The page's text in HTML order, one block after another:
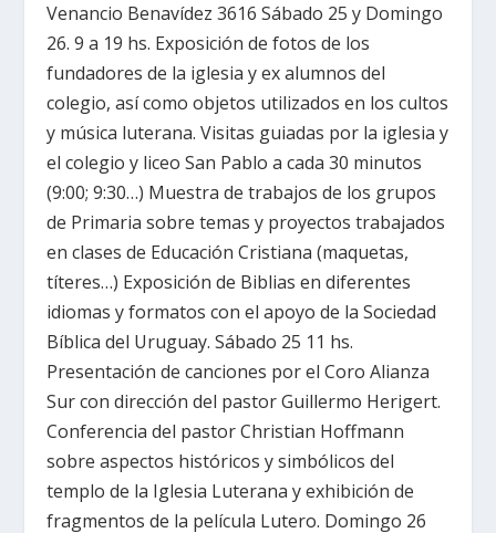
Venancio Benavídez 3616 Sábado 25 y Domingo
26. 9 a 19 hs. Exposición de fotos de los
fundadores de la iglesia y ex alumnos del
colegio, así como objetos utilizados en los cultos
y música luterana. Visitas guiadas por la iglesia y
el colegio y liceo San Pablo a cada 30 minutos
(9:00; 9:30…) Muestra de trabajos de los grupos
de Primaria sobre temas y proyectos trabajados
en clases de Educación Cristiana (maquetas,
títeres…) Exposición de Biblias en diferentes
idiomas y formatos con el apoyo de la Sociedad
Bíblica del Uruguay. Sábado 25 11 hs.
Presentación de canciones por el Coro Alianza
Sur con dirección del pastor Guillermo Herigert.
Conferencia del pastor Christian Hoffmann
sobre aspectos históricos y simbólicos del
templo de la Iglesia Luterana y exhibición de
fragmentos de la película Lutero. Domingo 26